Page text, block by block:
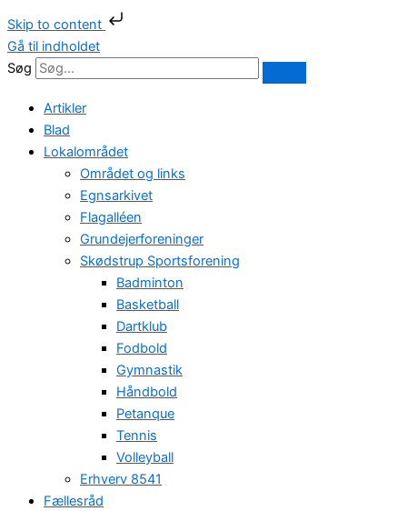
Skip to content
Gå til indholdet
Søg
Artikler
Blad
Lokalområdet
Området og links
Egnsarkivet
Flagalléen
Grundejerforeninger
Skødstrup Sportsforening
Badminton
Basketball
Dartklub
Fodbold
Gymnastik
Håndbold
Petanque
Tennis
Volleyball
Erhverv 8541
Fællesråd